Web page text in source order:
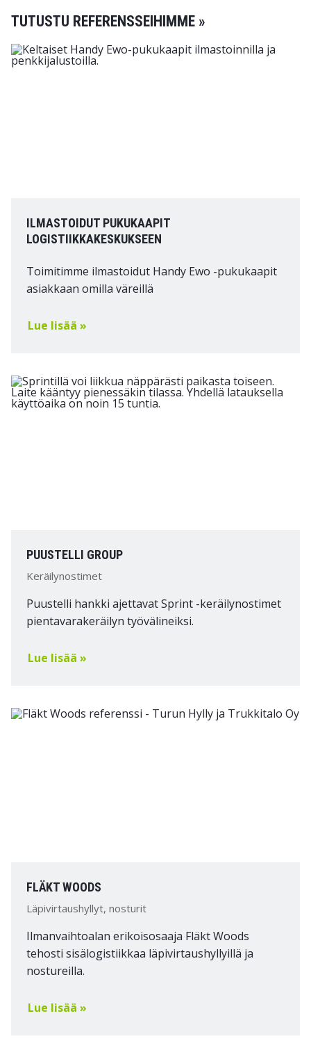
TUTUSTU REFERENSSEIHIMME »
ILMASTOIDUT PUKUKAAPIT
LOGISTIIKKAKESKUKSEEN
Toimitimme ilmastoidut Handy Ewo -pukukaapit
asiakkaan omilla väreillä
Lue lisää »
PUUSTELLI GROUP
Keräilynostimet
Puustelli hankki ajettavat Sprint -keräilynostimet
pientavarakeräilyn työvälineiksi.
Lue lisää »
FLÄKT WOODS
Läpivirtaushyllyt, nosturit
Ilmanvaihtoalan erikoisosaaja Fläkt Woods
tehosti sisälogistiikkaa läpivirtaushyllyillä ja
nostureilla.
Lue lisää »